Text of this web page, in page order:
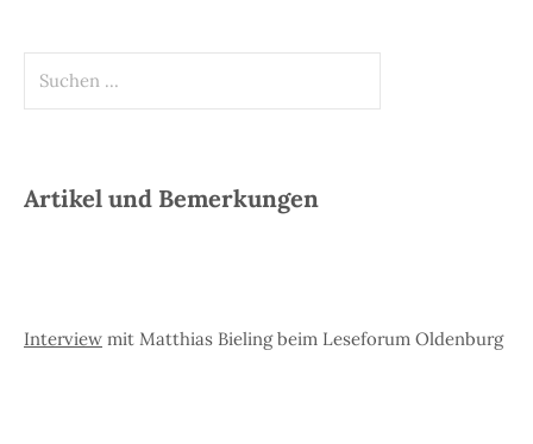
Artikel und Bemerkungen
Interview mit Matthias Bieling beim Leseforum Oldenburg